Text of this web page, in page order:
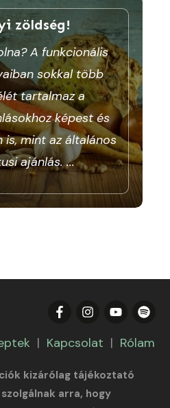
zöldség!
A funkcionális
sokkal több
tartalmaz a
képest és
is, mint az általános
ajánlás....
| Kapcsolat | Rólam
kizárólag tájékoztató
arra, hogy